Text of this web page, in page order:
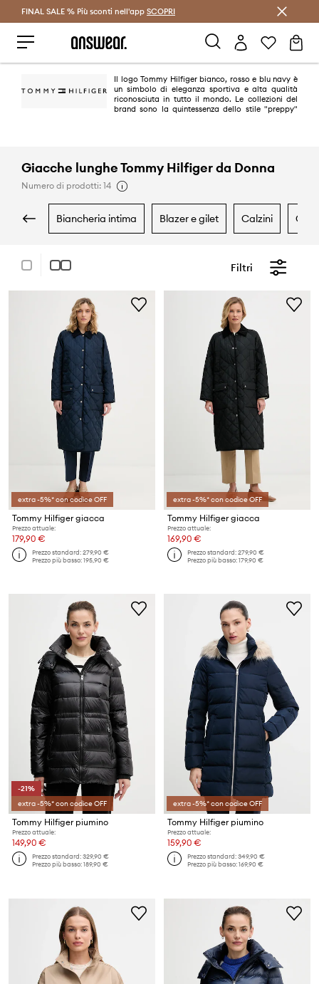
Risparmia con Answear Club >
FINAL SALE % Più sconti nell'app SCOPRI
Il logo Tommy Hilfiger bianco, rosso e blu navy è
un simbolo di eleganza sportiva e alta qualità
riconosciuta in tutto il mondo. Le collezioni del
brand sono la quintessenza dello stile "preppy"
Giacche lunghe Tommy Hilfiger da Donna
Numero di prodotti: 14
biancheria intima blazer e gilet calzini
Filtri
extra -5%* con codice OFF
Tommy Hilfiger giacca
Prezzo attuale:
179,90 €
Prezzo standard:279,90 €
Prezzo più basso:195,90 €
extra -5%* con codice OFF
Tommy Hilfiger giacca
Prezzo attuale:
169,90 €
Prezzo standard:279,90 €
Prezzo più basso:179,90 €
-21%
extra -5%* con codice OFF
Tommy Hilfiger piumino
Prezzo attuale:
149,90 €
Prezzo standard:329,90 €
Prezzo più basso:189,90 €
extra -5%* con codice OFF
Tommy Hilfiger piumino
Prezzo attuale:
159,90 €
Prezzo standard:349,90 €
Prezzo più basso:169,90 €